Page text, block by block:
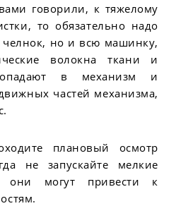
говорили, к тяжелому
то обязательно надо
но и всю машинку,
волокна ткани и
в механизм и
частей механизма,
плановый осмотр
не запускайте мелкие
они могут привести к